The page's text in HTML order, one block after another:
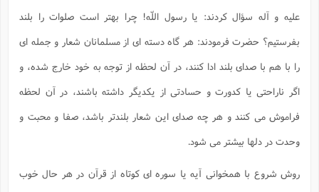
عليه و آله سؤال كردند: يا رسول اللّه! چرا بهتر است صلوات را بلند
بفرستيم؟ حضرت فرمودند: هر گاه دسته اى از مسلمانان شعار و جمله اى
را با هم با صداى بلند ادا كنند، در آن لحظه از توجه به خود خارج شده، و
اگر ناراحتى يا كدورت و حسادتى از يكديگر داشته باشند، در آن لحظه
فراموش مى كنند و هر چه صداى اين شعار بلندتر باشد، صفا و محبت و
وحدت در دلها بيشتر مى شود.
روش شروع با همخوانى آيه يا سوره اى كوتاه از قرآن در هر حال خوب